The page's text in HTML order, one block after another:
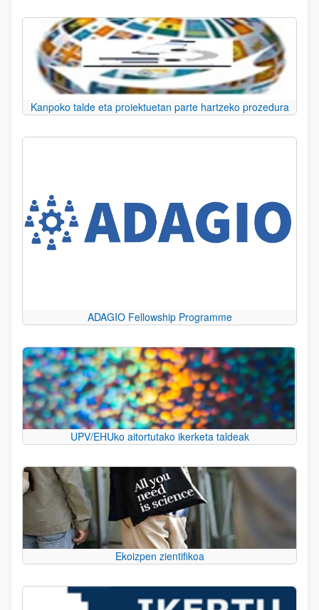
Kanpoko talde eta proiektuetan parte hartzeko prozedura
ADAGIO Fellowship Programme
UPV/EHUko aitortutako ikerketa taldeak
Ekoizpen zientifikoa